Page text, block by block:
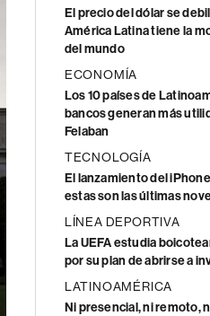
El precio del dólar se
América Latina tiene la
del mundo
ECONOMÍA
Los 10 países de
bancos generan más
Felaban
TECNOLOGÍA
El lanzamiento del
estas son las últimas
LÍNEA DEPORTIVA
La UEFA estudia
por su plan de abrirse a
LATINOAMÉRICA
Ni presencial, ni remoto,